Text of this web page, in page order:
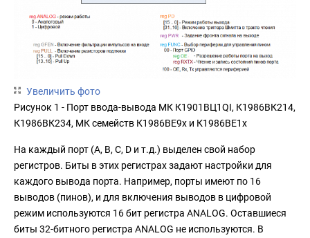
Увеличить фото
Рисунок 1 - Порт ввода-вывода МК К1901ВЦ1QI, К1986ВК214,
К1986ВК234, МК семейств К1986ВЕ9x и К1986ВЕ1x
На каждый порт (A, B, C, D и т.д.) выделен свой набор
регистров. Биты в этих регистрах задают настройки для
каждого вывода порта. Например, порты имеют по 16
выводов (пинов), и для включения выводов в цифровой
режим используются 16 бит регистра ANALOG. Оставшиеся
биты 32-битного регистра ANALOG не используются. В